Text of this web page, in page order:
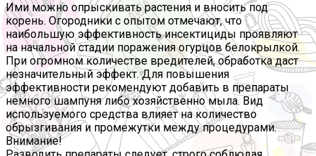
Ими можно опрыскивать растения и вносить под
корень. Огородники с опытом отмечают, что
наибольшую эффективность инсектициды проявляют
на начальной стадии поражения огурцов белокрылкой.
При огромном количестве вредителей, обработка даст
незначительный эффект. Для повышения
эффективности рекомендуют добавить в препараты
немного шампуня либо хозяйственно мыла. Вид
используемого средства влияет на количество
обрызгивания и промежутки между процедурами.
Внимание!